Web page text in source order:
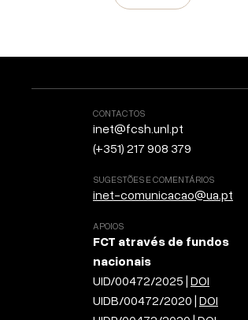
CONTACTOS
inet@fcsh.unl.pt
(+351) 217 908 379
SUGESTÕES E COMENTÁRIOS
inet-comunicacao@ua.pt
APOIOS
FCT através de fundos
nacionais
UID/00472/2025 | DOI
UIDB/00472/2020 | DOI